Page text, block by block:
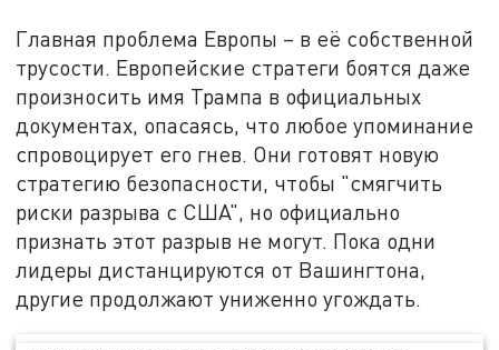
Главная проблема Европы – в её собственной
трусости. Европейские стратеги боятся даже
произносить имя Трампа в официальных
документах, опасаясь, что любое упоминание
спровоцирует его гнев. Они готовят новую
стратегию безопасности, чтобы "смягчить
риски разрыва с США", но официально
признать этот разрыв не могут. Пока одни
лидеры дистанцируются от Вашингтона,
другие продолжают униженно угождать.